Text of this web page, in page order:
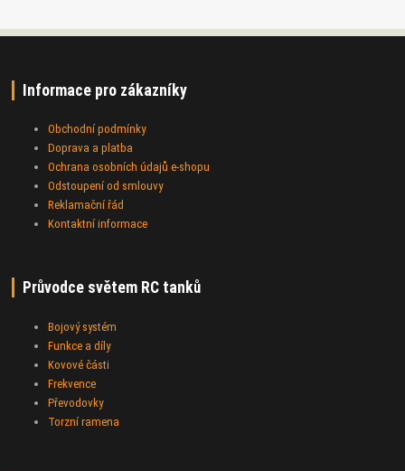
Informace pro zákazníky
Obchodní podmínky
Doprava a platba
Ochrana osobních údajů e-shopu
Odstoupení od smlouvy
Reklamační řád
Kontaktní informace
Průvodce světem RC tanků
Bojový systém
Funkce a díly
Kovové části
Frekvence
Převodovky
Torzní ramena